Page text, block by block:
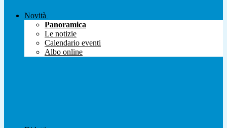
Novità
Panoramica
Le notizie
Calendario eventi
Albo online